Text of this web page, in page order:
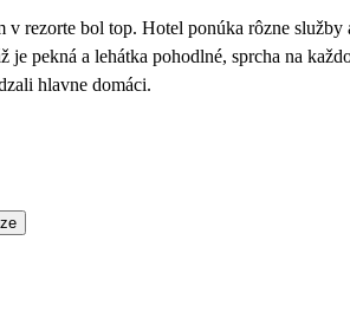
v rezorte bol top. Hotel ponúka rôzne
víkend, keď na okolité,
hlavne domáci.